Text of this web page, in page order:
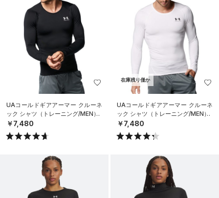
UAコールドギアアーマー クルーネ
ック シャツ（トレーニング/MEN）
￥7,480
在庫残り僅か
UAコールドギアアーマー クルーネ
ック シャツ（トレーニング/MEN）
￥7,480